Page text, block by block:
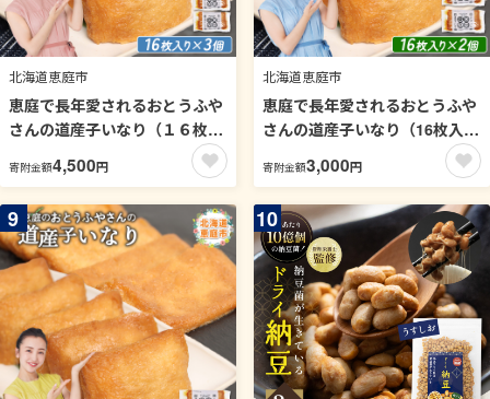
北海道恵庭市
恵庭で長年愛されるおとうふや
さんの道産子いなり（１６枚入
寄附金額4,500円
北海道恵庭市
恵庭で長年愛されるおとうふや
さんの道産子いなり（16枚入り
寄附金額3,000円
9 10